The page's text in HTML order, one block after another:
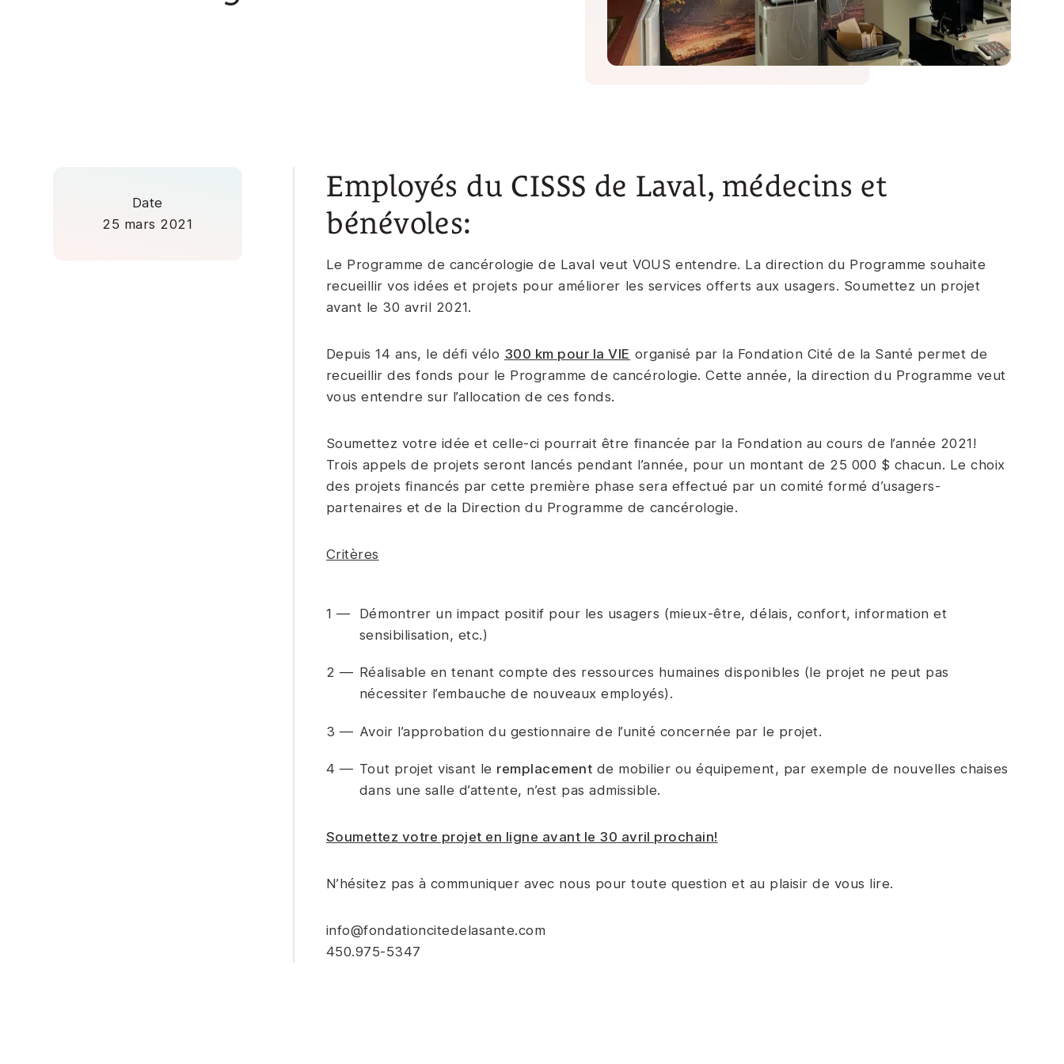
Date
25 mars 2021
Employés du CISSS de Laval, médecins et
bénévoles:
Le Programme de cancérologie de Laval veut VOUS entendre. La direction du Programme souhaite
recueillir vos idées et projets pour améliorer les services offerts aux usagers. Soumettez un projet
avant le 30 avril 2021.
Depuis 14 ans, le défi vélo 300 km pour la VIE organisé par la Fondation Cité de la Santé permet de
recueillir des fonds pour le Programme de cancérologie. Cette année, la direction du Programme veut
vous entendre sur l’allocation de ces fonds.
Soumettez votre idée et celle-ci pourrait être financée par la Fondation au cours de l’année 2021!
Trois appels de projets seront lancés pendant l’année, pour un montant de 25 000 $ chacun. Le choix
des projets financés par cette première phase sera effectué par un comité formé d’usagers-
partenaires et de la Direction du Programme de cancérologie.
Critères
Démontrer un impact positif pour les usagers (mieux-être, délais, confort, information et
sensibilisation, etc.)
Réalisable en tenant compte des ressources humaines disponibles (le projet ne peut pas
nécessiter l’embauche de nouveaux employés).
Avoir l’approbation du gestionnaire de l’unité concernée par le projet.
Tout projet visant le remplacement de mobilier ou équipement, par exemple de nouvelles chaises
dans une salle d’attente, n’est pas admissible.
Soumettez votre projet en ligne avant le 30 avril prochain!
N’hésitez pas à communiquer avec nous pour toute question et au plaisir de vous lire.
info@fondationcitedelasante.com
450.975-5347